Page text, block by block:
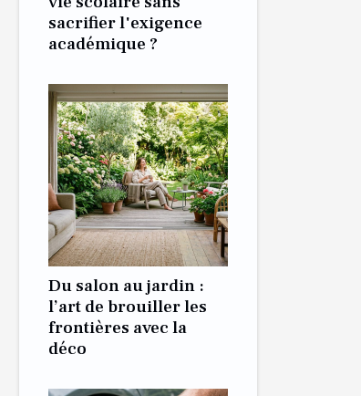
sacrifier l'exigence
académique ?
Du salon au jardin :
l’art de brouiller les
frontières avec la
déco